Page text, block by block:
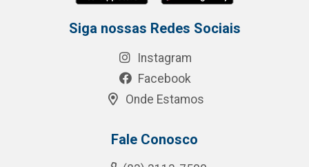
Siga nossas Redes Sociais
Instagram
Facebook
Onde Estamos
Fale Conosco